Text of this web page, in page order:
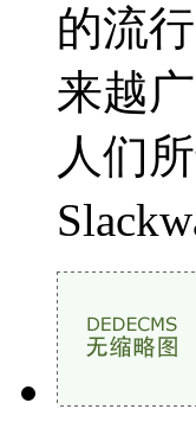
的流
来越
人们